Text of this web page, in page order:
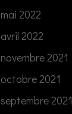
mai 2022
avril 2022
novembre 2021
octobre 2021
septembre 2021